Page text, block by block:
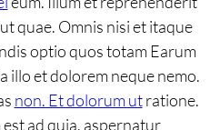
quae. Omnis nisi et itaque
optio quos totam Earum
illo et dolorem neque nemo.
non. Et dolorum utratione.
ad quia. aspernatur